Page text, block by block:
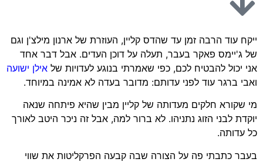
עוד הרבה זמן עד שהדס קליין, העוזרת של ארנון מילצ'ן וגם
פאקר בעבר, תעלה על דוכן העדים. אבל דבר אחד
יכול להבטיח לכם, כפי שאמרתי בנוגע לעדויות של אילן ישועה
ברגר עוד לפני עדותם: מדובר בעדה לא אמינה במיוחד.
חלקים מעדותה של קליין מבין שהיא פיתחה שנאה
לבני הזוג נתניהו. לא ברור למה, אבל זה ניכר היטב לאורך
כתבתי פה על הצורה שבה קבעה הפרקליטות את שווי